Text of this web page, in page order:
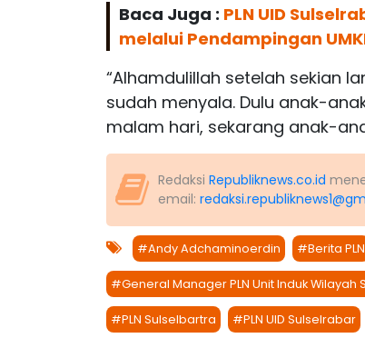
Baca Juga : PLN UID
melalui Pendampingan
“Alhamdulillah setelah sekian
sudah menyala. Dulu anak-
malam hari, sekarang anak-
Redaksi Republiknews.co.id
email:
#Andy Adchaminoerdin #Berita PLN
#General Manager PLN Unit Induk Wilayah
#PLN Sulselbartra #PLN UID Sulselrabar